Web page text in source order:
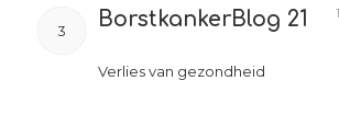
3 BorstkankerBlog 21
Verlies van gezondheid